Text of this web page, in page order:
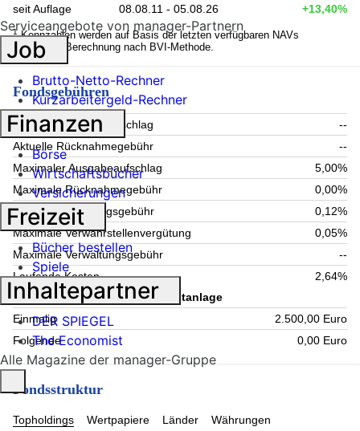
seit Auflage
08.08.11 - 05.08.26 +13,40%
1Kennzahlen werden auf Basis der letzten verfügbaren NAVs
berechnet. Berechnung nach BVI-Methode.
Fondsgebühren
Aktueller Ausgabeaufschlag
--
Aktuelle Rücknahmegebühr
--
Maximaler Ausgabeaufschlag
5,00%
Maximale Rücknahmegebühr
0,00%
Aktuelle Verwaltungsgebühr
0,12%
Maximale Verwahrstellenvergütung
0,05%
Maximale Verwaltungsgebühr
--
Laufende Kosten
2,64%
Information zum Kauf - Mindestanlage
Einmalig
2.500,00 Euro
Folgende
0,00 Euro
Fondsstruktur
Topholdings Wertpapiere Länder Währungen
Serviceangebote von manager-Partnern
Job
Brutto-Netto-Rechner
Kurzarbeitergeld-Rechner
Finanzen
Börse
Wirtschaftsbücher
Versicherungen
Freizeit
Bücher bestellen
Spiele
Inhaltepartner
DER SPIEGEL
The Economist
Alle Magazine der manager-Gruppe